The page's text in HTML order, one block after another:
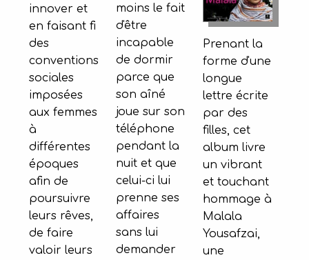
innover et
en faisant fi
des
conventions
sociales
imposées
aux femmes
à
différentes
époques
afin de
poursuivre
leurs rêves,
de faire
valoir leurs
moins le fait
d'être
incapable
de dormir
parce que
son aîné
joue sur son
téléphone
pendant la
nuit et que
celui-ci lui
prenne ses
affaires
sans lui
demander
Prenant la
forme d'une
longue
lettre écrite
par des
filles, cet
album livre
un vibrant
et touchant
hommage à
Malala
Yousafzai,
une